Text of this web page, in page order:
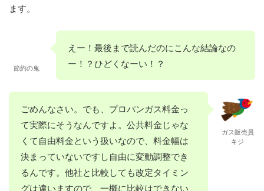
ます。
節約の鬼
えー！最後まで読んだのにこんな結論なの
ー！？ひどくなーい！？
ごめんなさい。でも、プロパンガス料金っ
て実際にそうなんですよ。公共料金じゃな
くて自由料金という扱いなので、料金幅は
決まっていないですし自由に変動調整でき
るんです。他社と比較しても改定タイミン
グは違いますので、一概に比較はできない
ガス販売員
キジ